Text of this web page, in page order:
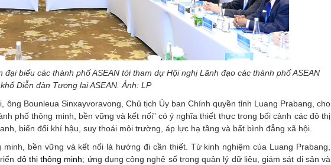
biểu các thành phố ASEAN tới tham dự Hội nghị Lãnh đạo các thành phố ASEAN
Diễn đàn Tương lai ASEAN. Ảnh: LP
Bounleua Sinxayvoravong, Chủ tịch Ủy ban Chính quyền tỉnh Luang Prabang, cho
phố thông minh, bền vững và kết nối” có ý nghĩa thiết thực trong bối cảnh các đô thị
biến đổi khí hậu, suy thoái môi trường, áp lực hạ tầng và bất bình đẳng xã hội.
bền vững và kết nối là hướng đi cần thiết. Từ kinh nghiệm của Luang Prabang,
đô thị thông minh; ứng dụng công nghệ số trong quản lý dữ liệu, giám sát di sản và